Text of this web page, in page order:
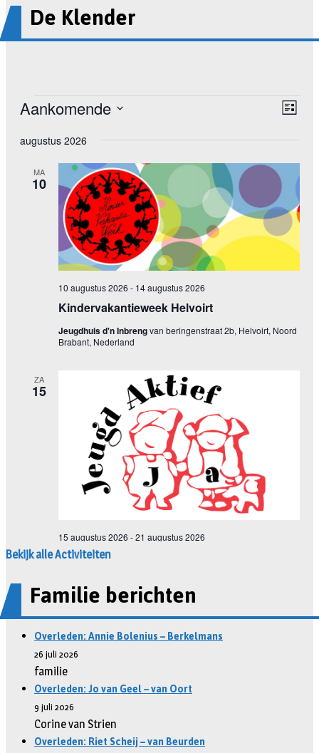
De Klender
Bekijk alle Activiteiten
Familie berichten
Overleden: Annie Bolenius – Berkelmans
26 juli 2026
familie
Overleden: Jo van Geel – van Oort
9 juli 2026
Corine van Strien
Overleden: Riet Scheij – van Beurden